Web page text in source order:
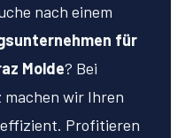
nach einem
für
Molde? Bei
machen wir Ihren
Profitieren